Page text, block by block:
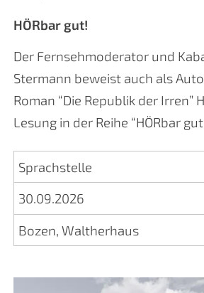
HÖRbar gut!
Der Fernsehmoderator und
Stermann beweist auch als
Roman “Die Republik der Irren”
Lesung in der Reihe “HÖRbar
Sprachstelle
30.09.2026
Bozen, Waltherhaus